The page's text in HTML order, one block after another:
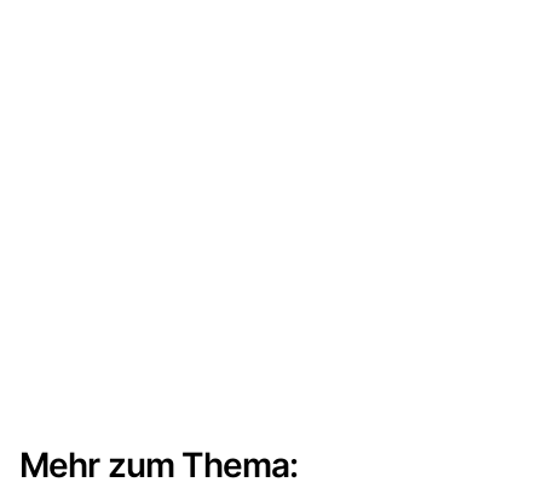
Mehr zum Thema: